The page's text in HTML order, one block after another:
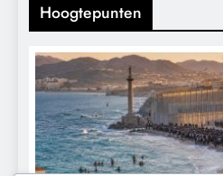
Hoogtepunten